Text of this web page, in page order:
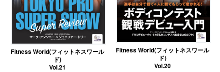
Fitness World(フィットネスワール
ド)
Vol.21
Fitness World(フィットネスワール
ド)
Vol.20